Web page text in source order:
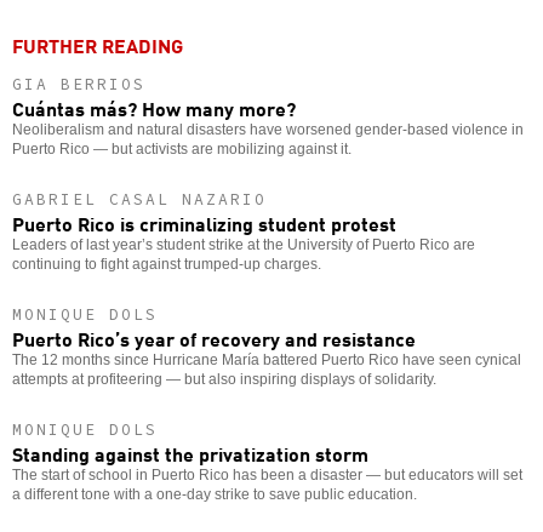
FURTHER READING
GIA BERRIOS
Cuántas más? How many more?
Neoliberalism and natural disasters have worsened gender-based violence in
Puerto Rico — but activists are mobilizing against it.
GABRIEL CASAL NAZARIO
Puerto Rico is criminalizing student protest
Leaders of last year’s student strike at the University of Puerto Rico are
continuing to fight against trumped-up charges.
MONIQUE DOLS
Puerto Rico’s year of recovery and resistance
The 12 months since Hurricane María battered Puerto Rico have seen cynical
attempts at profiteering — but also inspiring displays of solidarity.
MONIQUE DOLS
Standing against the privatization storm
The start of school in Puerto Rico has been a disaster — but educators will set
a different tone with a one-day strike to save public education.